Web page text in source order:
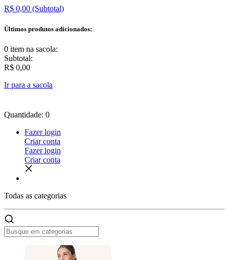
R$ 0,00 (Subtotal)
Últimos produtos adicionados:
0 item na sacola:
Subtotal:
R$ 0,00
Ir para a sacola
Quantidade: 0
Fazer login
Criar conta
Fazer login
Criar conta
Todas as categorias